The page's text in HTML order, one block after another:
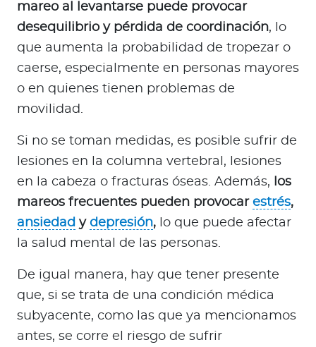
mareo al levantarse puede provocar
desequilibrio y pérdida de coordinación, lo
que aumenta la probabilidad de tropezar o
caerse, especialmente en personas mayores
o en quienes tienen problemas de
movilidad.
Si no se toman medidas, es posible sufrir de
lesiones en la columna vertebral, lesiones
en la cabeza o fracturas óseas. Además, los
mareos frecuentes pueden provocar estrés,
ansiedad y depresión, lo que puede afectar
la salud mental de las personas.
De igual manera, hay que tener presente
que, si se trata de una condición médica
subyacente, como las que ya mencionamos
antes, se corre el riesgo de sufrir